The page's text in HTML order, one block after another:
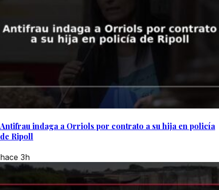
Antifrau indaga a Orriols por contrato a su hija en policía
de Ripoll
hace 3h